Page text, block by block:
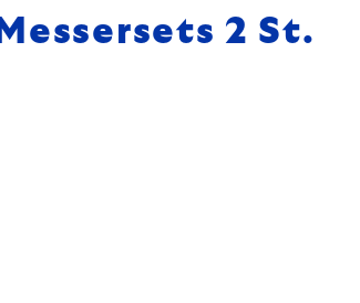
Messersets 2 St.